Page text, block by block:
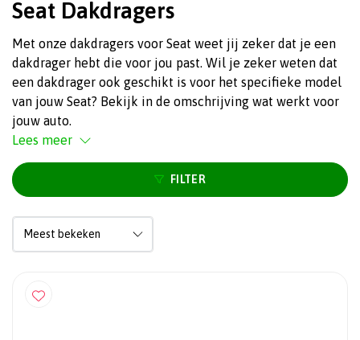
Seat Dakdragers
Met onze dakdragers voor Seat weet jij zeker dat je een
dakdrager hebt die voor jou past. Wil je zeker weten dat
een dakdrager ook geschikt is voor het specifieke model
van jouw Seat? Bekijk in de omschrijving wat werkt voor
jouw auto.
Lees meer
FILTER